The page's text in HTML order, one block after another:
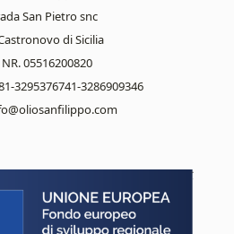
San Pietro snc
di Sicilia
NR. 05516200820
3295376741-3286909346